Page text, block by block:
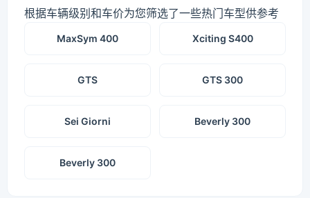
根据车辆级别和车价为您筛选了一些热门车型供参考
MaxSym 400 Xciting S400
GTS GTS 300
Sei Giorni Beverly 300
Beverly 300